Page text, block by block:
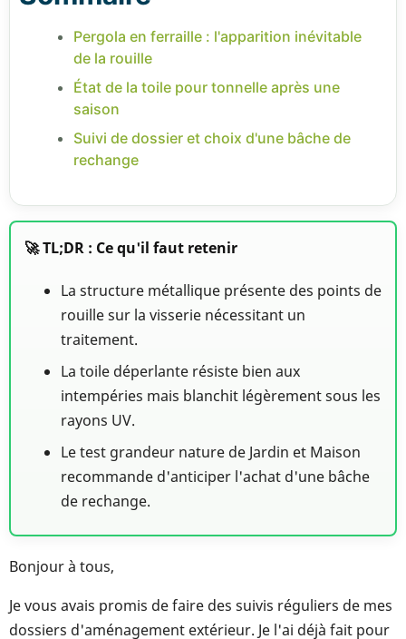
Pergola en ferraille : l'apparition inévitable
de la rouille
État de la toile pour tonnelle après une
saison
Suivi de dossier et choix d'une bâche de
rechange
🚀 TL;DR : Ce qu'il faut retenir
La structure métallique présente des points de
rouille sur la visserie nécessitant un
traitement.
La toile déperlante résiste bien aux
intempéries mais blanchit légèrement sous les
rayons UV.
Le test grandeur nature de Jardin et Maison
recommande d'anticiper l'achat d'une bâche
de rechange.
Bonjour à tous,
Je vous avais promis de faire des suivis réguliers de mes
dossiers d'aménagement extérieur. Je l'ai déjà fait pour